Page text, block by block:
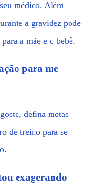
médico. Além
a gravidez pode
a mãe e o bebê.
para me
defina metas
de treino para se
exagerando